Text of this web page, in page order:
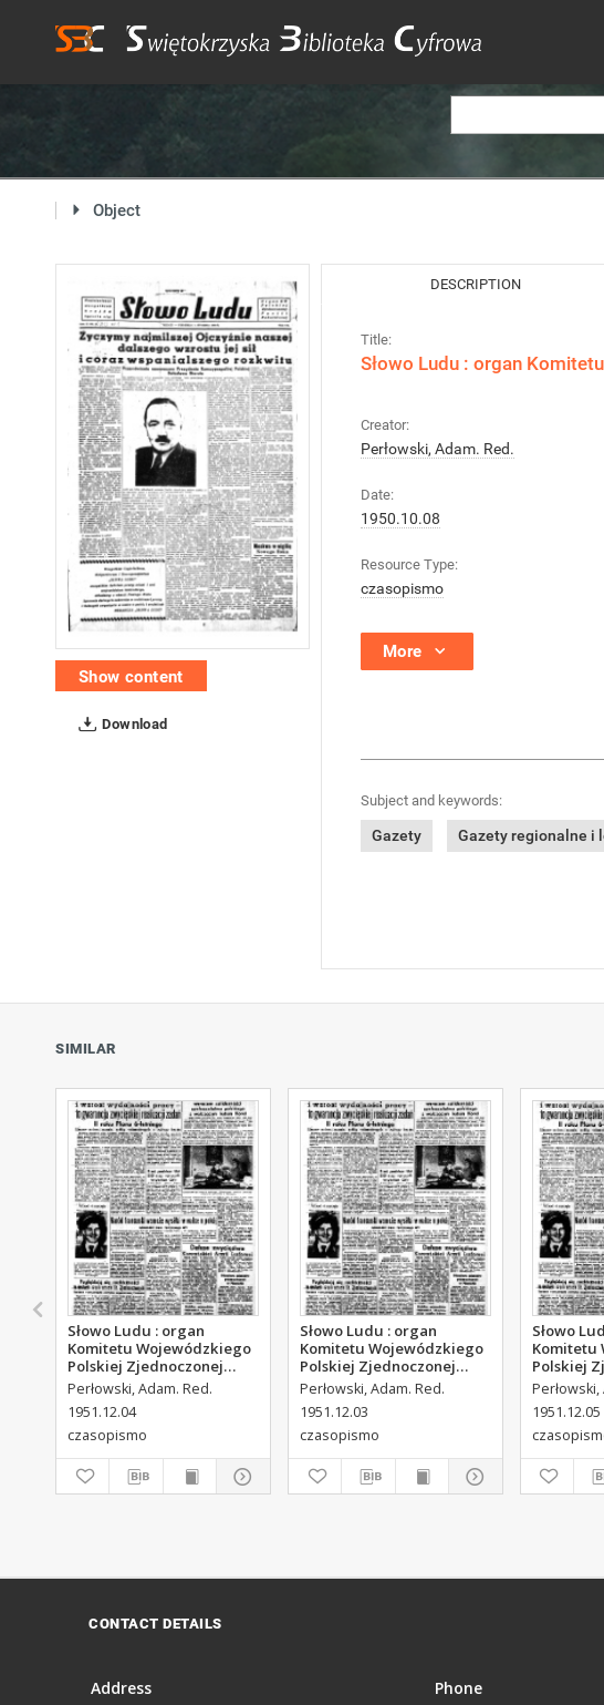
Object
Show content
Download
DESCRIPTION
Title:
Słowo Ludu : organ
Creator:
Perłowski, Adam. Red.
Date:
1950.10.08
Resource Type:
czasopismo
More
Subject and keywords:
Gazety Gazety regionalne i
SIMILAR
Słowo Ludu : organ
Komitetu Wojewódzkiego
Polskiej Zjednoczonej
Partii Robotniczej, 1951,
R.3, nr 313
Perłowski, Adam. Red.
1951.12.04
czasopismo
Słowo Ludu : organ
Komitetu Wojewódzkiego
Polskiej Zjednoczonej
Partii Robotniczej, 1951,
R.3, nr 312
Perłowski, Adam. Red.
1951.12.03
czasopismo
Słowo
Komitetu
Polskiej
Partii
R.3, nr 314
Perłowski,
1951.12.05
CONTACT DETAILS
Address Phone